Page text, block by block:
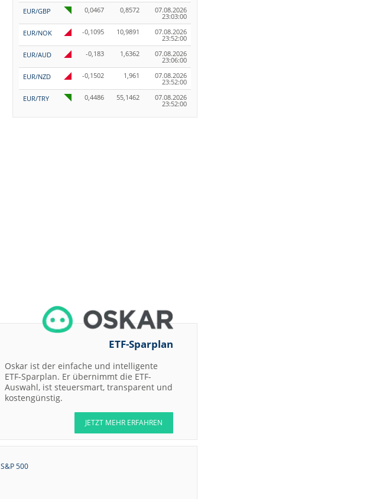
EUR/GBP
0,0467 0,8572 07.08.2026
23:03:00
EUR/NOK
-0,1095 10,9891 07.08.2026
23:52:00
EUR/AUD
-0,183 1,6362 07.08.2026
23:06:00
EUR/NZD
-0,1502 1,961 07.08.2026
23:52:00
EUR/TRY
0,4486 55,1462 07.08.2026
23:52:00
ETF-Sparplan
Oskar ist der einfache und intelligente
ETF-Sparplan. Er übernimmt die ETF-
Auswahl, ist steuersmart, transparent und
kostengünstig.
JETZT MEHR ERFAHREN
S&P 500